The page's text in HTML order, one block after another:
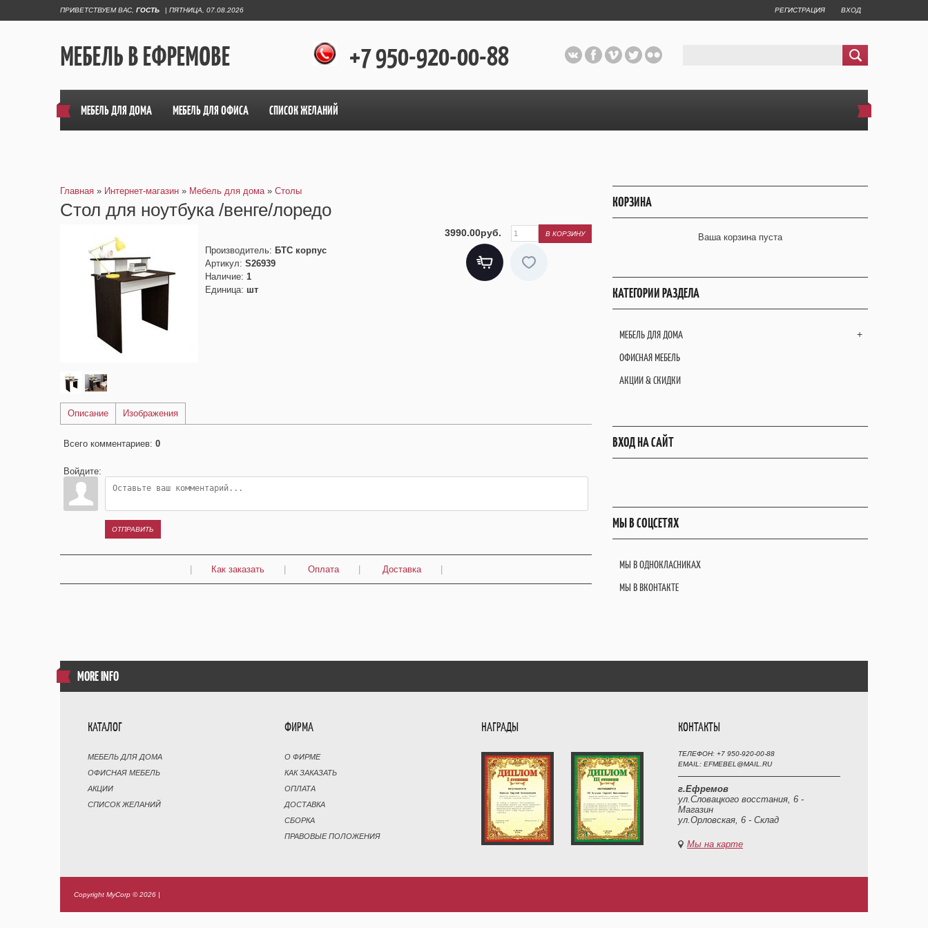
ПРИВЕТСТВУЕМ ВАС ГОСТЬ | ПЯТНИЦА, 07.08.2026 РЕГИСТРАЦИЯ ВХОД
МЕБЕЛЬ В ЕФРЕМОВЕ +7 950-920-00-88
МЕБЕЛЬ ДЛЯ ДОМА МЕБЕЛЬ ДЛЯ ОФИСА СПИСОК ЖЕЛАНИЙ
Главная » Интернет-магазин » Мебель для дома » Столы
Стол для ноутбука /венге/лоредо
3990.00руб.
Производитель: БТС корпус
Артикул: S26939
Наличие: 1
Единица: шт
Описание Изображения
Всего комментариев: 0
Войдите:
ОТПРАВИТЬ
| Как заказать | Оплата | Доставка |
КОРЗИНА
Ваша корзина пуста
КАТЕГОРИИ РАЗДЕЛА
+
МЕБЕЛЬ ДЛЯ ДОМА
ОФИСНАЯ МЕБЕЛЬ
АКЦИИ & СКИДКИ
ВХОД НА САЙТ
МЫ В СОЦСЕТЯХ
МЫ В ОДНОКЛАСНИКАХ
МЫ В ВКОНТАКТЕ
MORE INFO
КАТАЛОГ
МЕБЕЛЬ ДЛЯ ДОМА
ОФИСНАЯ МЕБЕЛЬ
АКЦИИ
СПИСОК ЖЕЛАНИЙ
ФИРМА
О ФИРМЕ
КАК ЗАКАЗАТЬ
ОПЛАТА
ДОСТАВКА
СБОРКА
ПРАВОВЫЕ ПОЛОЖЕНИЯ
НАГРАДЫ КОНТАКТЫ
ТЕЛЕФОН: +7 950-920-00-88
EMAIL: EFMEBEL@MAIL.RU
г.Ефремов
ул.Словацкого восстания, 6 -
Магазин
ул.Орловская, 6 - Склад
Мы на карте
Copyright MyCorp © 2026 |